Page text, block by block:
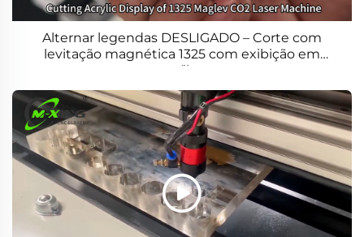
Alternar legendas DESLIGADO – Corte com
levitação magnética 1325 com exibição em
acrílico